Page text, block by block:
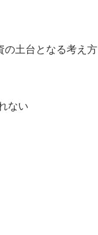
土台となる考え方
ない